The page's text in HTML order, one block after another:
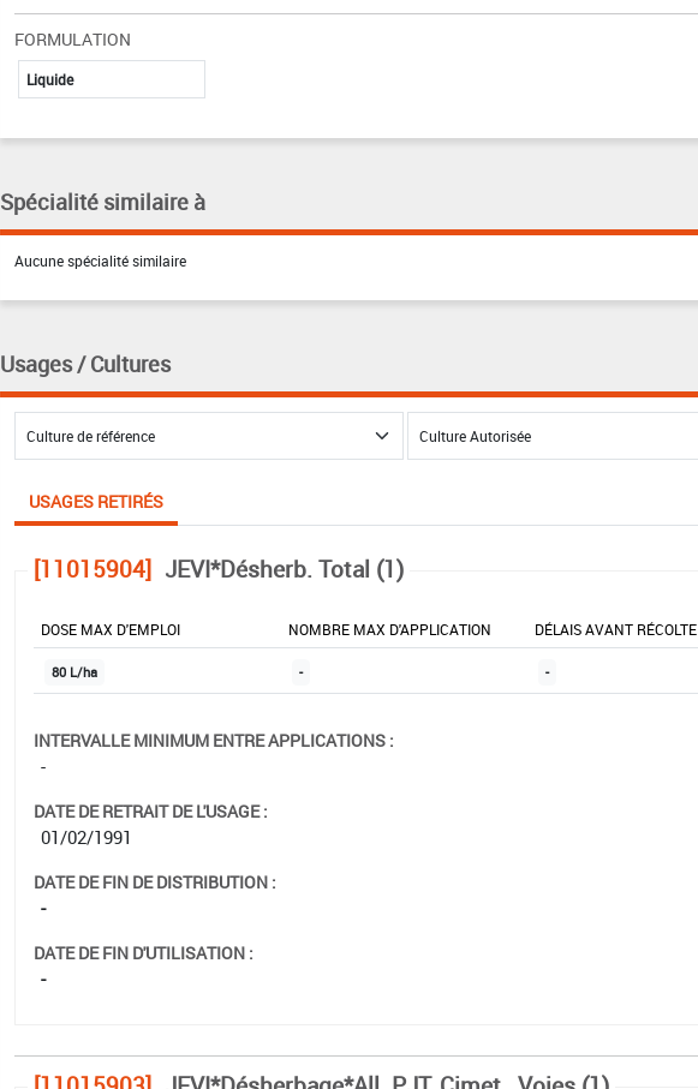
FORMULATION
Liquide
Spécialité similaire à
Aucune spécialité similaire
Usages / Cultures
USAGES RETIRÉS
[11015904] JEVI*Désherb. Total (1)
DOSE MAX D'EMPLOI NOMBRE MAX D'APPLICATION DÉLAIS AVANT RÉCOLTE
80 L/ha - -
INTERVALLE MINIMUM ENTRE APPLICATIONS :
-
DATE DE RETRAIT DE L'USAGE :
01/02/1991
DATE DE FIN DE DISTRIBUTION :
-
DATE DE FIN D'UTILISATION :
-